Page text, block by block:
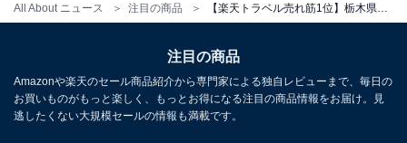
All About ニュース 注目の商品
注目の商品
Amazonや楽天のセール商品紹介から専門家による独自レビューまで、毎日の
お買いものがもっと楽しく、もっとお得になる注目の商品情報をお届け。見
逃したくない大規模セールの情報も満載です。